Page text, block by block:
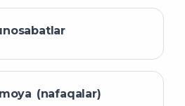
(nafaqalar)